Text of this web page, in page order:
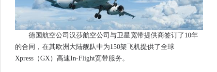
德国航空公司汉莎航空公司与卫星宽带提供商签订了10年
的合同，在其欧洲大陆舰队中为150架飞机提供了全球
Xpress（GX）高速In-Flight宽带服务。